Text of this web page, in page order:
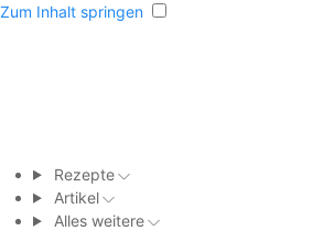
Zum Inhalt springen
Rezepte
Artikel
Alles weitere